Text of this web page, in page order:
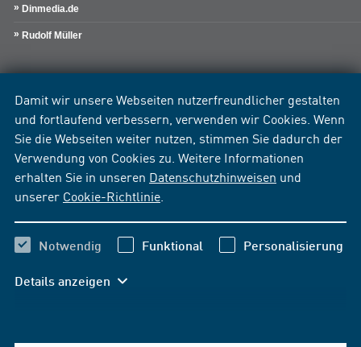
Damit wir unsere Webseiten nutzerfreundlicher gestalten
und fortlaufend verbessern, verwenden wir Cookies. Wenn
Sie die Webseiten weiter nutzen, stimmen Sie dadurch der
Verwendung von Cookies zu. Weitere Informationen
erhalten Sie in unseren Datenschutzhinweisen und
unserer Cookie-Richtlinie
Notwendig Funktional Personalisierung
Details anzeigen
Dinmedia.de
Rudolf Müller